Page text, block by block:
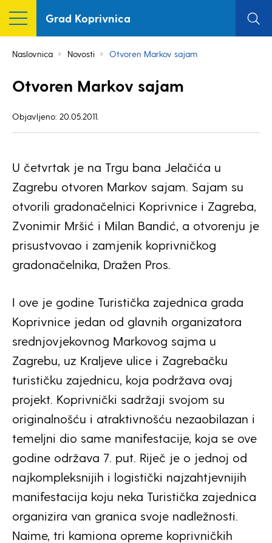
Grad Koprivnica
Naslovnica Novosti Otvoren Markov sajam
Otvoren Markov sajam
Objavljeno: 20.05.2011.
U četvrtak je na Trgu bana Jelačića u
Zagrebu otvoren Markov sajam. Sajam su
otvorili gradonačelnici Koprivnice i Zagreba,
Zvonimir Mršić i Milan Bandić, a otvorenju je
prisustvovao i zamjenik koprivničkog
gradonačelnika, Dražen Pros.
I ove je godine Turistička zajednica grada
Koprivnice jedan od glavnih organizatora
srednjovjekovnog Markovog sajma u
Zagrebu, uz Kraljeve ulice i Zagrebačku
turističku zajednicu, koja podržava ovaj
projekt. Koprivnički sadržaji svojom su
originalnošću i atraktivnošću nezaobilazan i
temeljni dio same manifestacije, koja se ove
godine održava 7. put. Riječ je o jednoj od
najkompleksnijih i logistički najzahtjevnijih
manifestacija koju neka Turistička zajednica
organizira van granica svoje nadležnosti.
Naime, tri kamiona opreme koprivničkih